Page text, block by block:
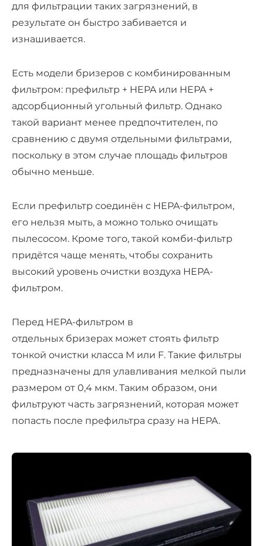
для фильтрации таких загрязнений, в
результате он быстро забивается и
изнашивается.
Есть модели бризеров с комбинированным
фильтром: префильтр + HEPA или HEPA +
адсорбционный угольный фильтр. Однако
такой вариант менее предпочтителен, по
сравнению с двумя отдельными фильтрами,
поскольку в этом случае площадь фильтров
обычно меньше.
Если префильтр соединён с HEPA-фильтром,
его нельзя мыть, а можно только очищать
пылесосом. Кроме того, такой комби-фильтр
придётся чаще менять, чтобы сохранить
высокий уровень очистки воздуха HEPA-
фильтром.
Перед HEPA-фильтром в
отдельных бризерах может стоять фильтр
тонкой очистки класса M или F. Такие фильтры
предназначены для улавливания мелкой пыли
размером от 0,4 мкм. Таким образом, они
фильтруют часть загрязнений, которая может
попасть после префильтра сразу на HEPA.